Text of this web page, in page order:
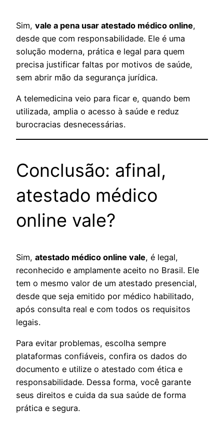
Sim, vale a pena usar atestado médico online,
desde que com responsabilidade. Ele é uma
solução moderna, prática e legal para quem
precisa justificar faltas por motivos de saúde,
sem abrir mão da segurança jurídica.
A telemedicina veio para ficar e, quando bem
utilizada, amplia o acesso à saúde e reduz
burocracias desnecessárias.
Conclusão: afinal,
atestado médico
online vale?
Sim, atestado médico online vale, é legal,
reconhecido e amplamente aceito no Brasil. Ele
tem o mesmo valor de um atestado presencial,
desde que seja emitido por médico habilitado,
após consulta real e com todos os requisitos
legais.
Para evitar problemas, escolha sempre
plataformas confiáveis, confira os dados do
documento e utilize o atestado com ética e
responsabilidade. Dessa forma, você garante
seus direitos e cuida da sua saúde de forma
prática e segura.